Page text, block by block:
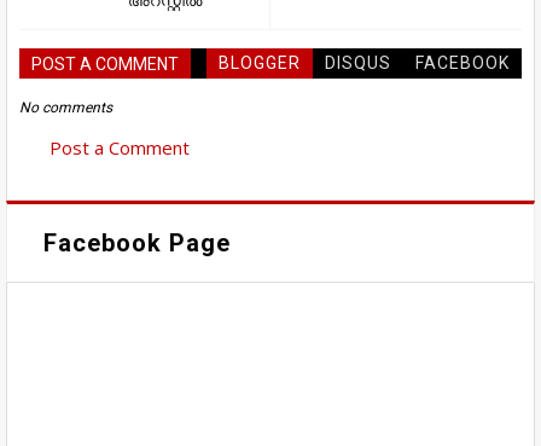
POST A COMMENT BLOGGER DISQUS FACEBOOK
No comments
Post a Comment
Facebook Page